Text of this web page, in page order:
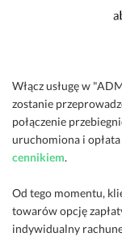
Włącz usługę w
zostanie
połączenie
uruchomiona i
cennikiem.
Od tego momentu,
towarów opcję
indywidualny